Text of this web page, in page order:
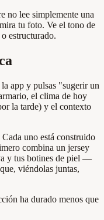
no lee simplemente una
tu foto. Ve el tono de
estructurado.
app y pulsas "sugerir un
el clima de hoy
la tarde) y el contexto
uno está construido
combina un jersey
y tus botines de piel —
viéndolas juntas,
ha durado menos que